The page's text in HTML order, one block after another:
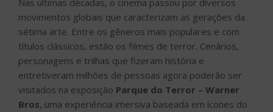
Nas últimas décadas, o cinema passou por diversos
movimentos globais que caracterizam as gerações da
sétima arte. Entre os gêneros mais populares e com
títulos clássicos, estão os filmes de terror. Cenários,
personagens e trilhas que fizeram história e
entretiveram milhões de pessoas agora poderão ser
visitados na exposição Parque do Terror – Warner
Bros, uma experiência imersiva baseada em ícones do